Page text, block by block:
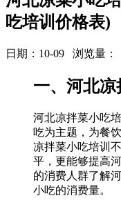
吃培训价格表)
日期：10-09 浏览量：
一、河北
河北凉拌菜小吃
吃为主题，为餐
凉拌菜小吃培训
平，更能够提高
的消费人群了解
小吃的消费量。